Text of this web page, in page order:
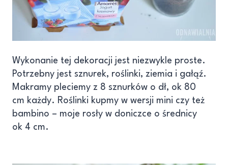
Wykonanie tej dekoracji jest niezwykle proste.
Potrzebny jest sznurek, roślinki, ziemia i gałąź.
Makramy pleciemy z 8 sznurków o dł, ok 80
cm każdy. Roślinki kupmy w wersji mini czy też
bambino – moje rosły w doniczce o średnicy
ok 4 cm.